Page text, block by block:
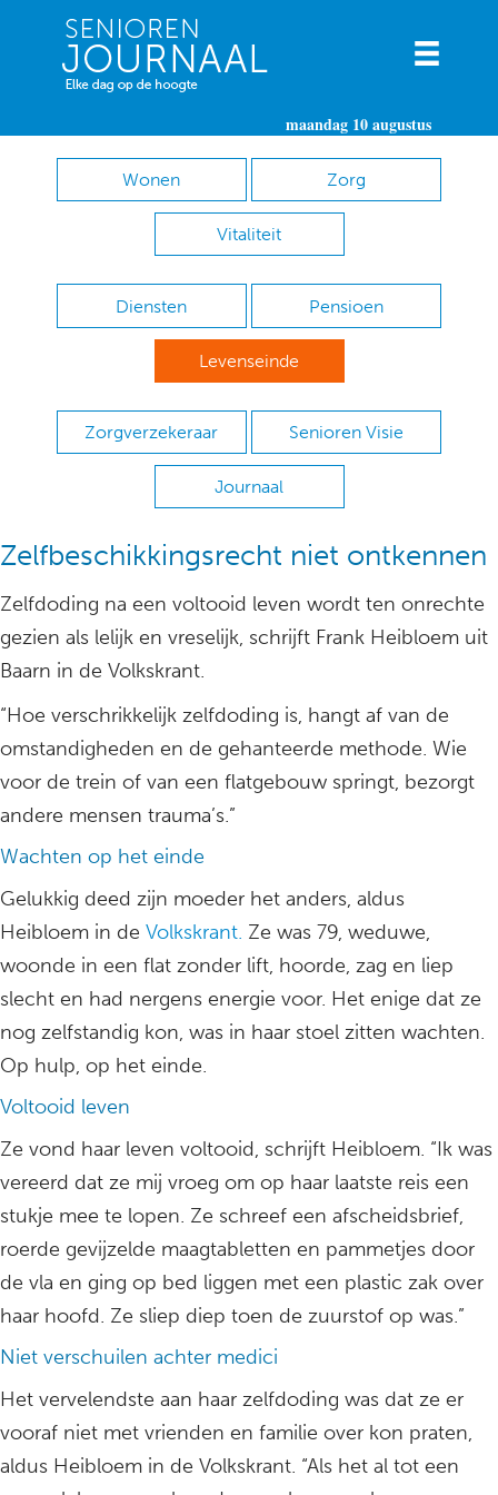
maandag 10 augustus
Wonen Zorg
Vitaliteit
Diensten Pensioen
Levenseinde
Zorgverzekeraar Senioren Visie
Journaal
Zelfbeschikkingsrecht niet ontkennen
Zelfdoding na een voltooid leven wordt ten onrechte
gezien als lelijk en vreselijk, schrijft Frank Heibloem uit
Baarn in de Volkskrant.
“Hoe verschrikkelijk zelfdoding is, hangt af van de
omstandigheden en de gehanteerde methode. Wie
voor de trein of van een flatgebouw springt, bezorgt
andere mensen trauma’s.”
Wachten op het einde
Gelukkig deed zijn moeder het anders, aldus
Heibloem in de Volkskrant. Ze was 79, weduwe,
woonde in een flat zonder lift, hoorde, zag en liep
slecht en had nergens energie voor. Het enige dat ze
nog zelfstandig kon, was in haar stoel zitten wachten.
Op hulp, op het einde.
Voltooid leven
Ze vond haar leven voltooid, schrijft Heibloem. “Ik was
vereerd dat ze mij vroeg om op haar laatste reis een
stukje mee te lopen. Ze schreef een afscheidsbrief,
roerde gevijzelde maagtabletten en pammetjes door
de vla en ging op bed liggen met een plastic zak over
haar hoofd. Ze sliep diep toen de zuurstof op was.”
Niet verschuilen achter medici
Het vervelendste aan haar zelfdoding was dat ze er
vooraf niet met vrienden en familie over kon praten,
aldus Heibloem in de Volkskrant. “Als het al tot een